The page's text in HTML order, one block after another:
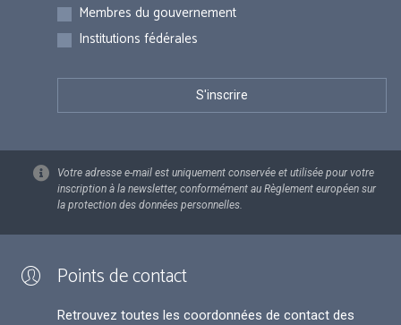
Membres du gouvernement
Institutions fédérales
Votre adresse e-mail est uniquement conservée et utilisée pour votre
inscription à la newsletter, conformément au Règlement européen sur
la protection des données personnelles.
Points de contact
Retrouvez toutes les coordonnées de contact des